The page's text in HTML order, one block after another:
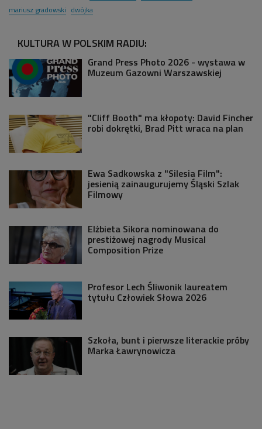
mariusz gradowski dwójka
KULTURA W POLSKIM RADIU:
Grand Press Photo 2026 - wystawa w
Muzeum Gazowni Warszawskiej
"Cliff Booth" ma kłopoty: David Fincher
robi dokrętki, Brad Pitt wraca na plan
Ewa Sadkowska z "Silesia Film":
jesienią zainaugurujemy Śląski Szlak
Filmowy
Elżbieta Sikora nominowana do
prestiżowej nagrody Musical
Composition Prize
Profesor Lech Śliwonik laureatem
tytułu Człowiek Słowa 2026
Szkoła, bunt i pierwsze literackie próby
Marka Ławrynowicza